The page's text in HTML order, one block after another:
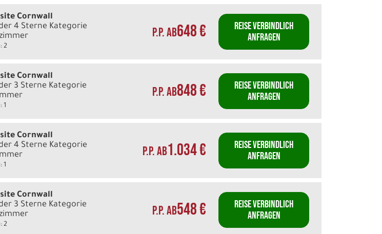
Cornwall
4 Sterne Kategorie
2
P.P. AB648 €
REISE VERBINDLICH
ANFRAGEN
Cornwall
3 Sterne Kategorie
1
P.P. AB848 €
REISE VERBINDLICH
ANFRAGEN
Cornwall
4 Sterne Kategorie
1
P.P. AB1.034 €
REISE VERBINDLICH
ANFRAGEN
Cornwall
3 Sterne Kategorie
2
P.P. AB548 €
REISE VERBINDLICH
ANFRAGEN